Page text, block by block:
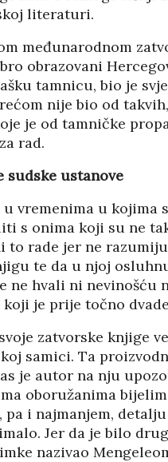
literaturi.
međunarodnom
obrazovani
tamnicu, bio je
nije bio od
je od tamničke
rad.
sudske ustanove
u vremenima u
s onima koji su ne
to rade jer ne
te da u njoj
ne hvali ni nevinošću
je prije točno
zatvorske knjige
samici. Ta
je autor na nju
oboružanima
pa i najmanjem,
Jer da je bilo
nazivao
NAKON